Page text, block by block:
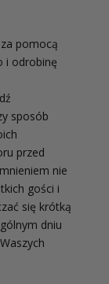
pomocą
i odrobinę
sposób
przed
nie
gości i
się krótką
dniu